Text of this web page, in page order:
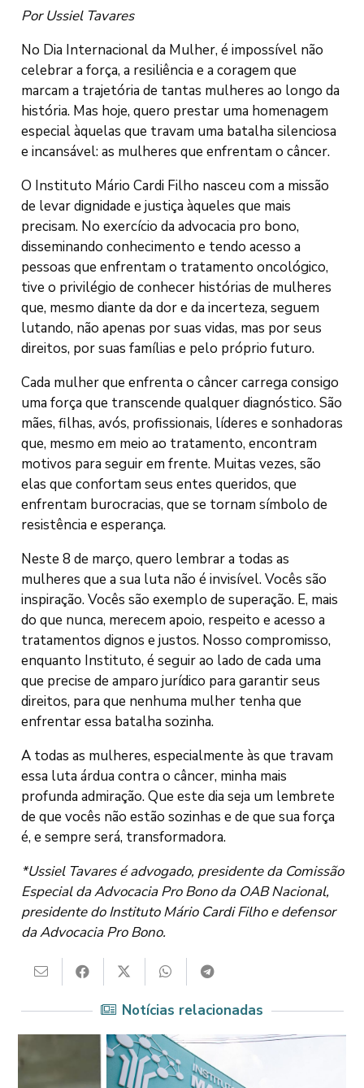
Por Ussiel Tavares
No Dia Internacional da Mulher, é impossível não
celebrar a força, a resiliência e a coragem que
marcam a trajetória de tantas mulheres ao longo da
história. Mas hoje, quero prestar uma homenagem
especial àquelas que travam uma batalha silenciosa
e incansável: as mulheres que enfrentam o câncer.
O Instituto Mário Cardi Filho nasceu com a missão
de levar dignidade e justiça àqueles que mais
precisam. No exercício da advocacia pro bono,
disseminando conhecimento e tendo acesso a
pessoas que enfrentam o tratamento oncológico,
tive o privilégio de conhecer histórias de mulheres
que, mesmo diante da dor e da incerteza, seguem
lutando, não apenas por suas vidas, mas por seus
direitos, por suas famílias e pelo próprio futuro.
Cada mulher que enfrenta o câncer carrega consigo
uma força que transcende qualquer diagnóstico. São
mães, filhas, avós, profissionais, líderes e sonhadoras
que, mesmo em meio ao tratamento, encontram
motivos para seguir em frente. Muitas vezes, são
elas que confortam seus entes queridos, que
enfrentam burocracias, que se tornam símbolo de
resistência e esperança.
Neste 8 de março, quero lembrar a todas as
mulheres que a sua luta não é invisível. Vocês são
inspiração. Vocês são exemplo de superação. E, mais
do que nunca, merecem apoio, respeito e acesso a
tratamentos dignos e justos. Nosso compromisso,
enquanto Instituto, é seguir ao lado de cada uma
que precise de amparo jurídico para garantir seus
direitos, para que nenhuma mulher tenha que
enfrentar essa batalha sozinha.
A todas as mulheres, especialmente às que travam
essa luta árdua contra o câncer, minha mais
profunda admiração. Que este dia seja um lembrete
de que vocês não estão sozinhas e de que sua força
é, e sempre será, transformadora.
*Ussiel Tavares é advogado, presidente da Comissão
Especial da Advocacia Pro Bono da OAB Nacional,
presidente do Instituto Mário Cardi Filho e defensor
da Advocacia Pro Bono.
Notícias relacionadas